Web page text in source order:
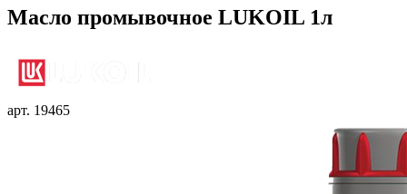
Масло промывочное LUKOIL 1л
арт. 19465